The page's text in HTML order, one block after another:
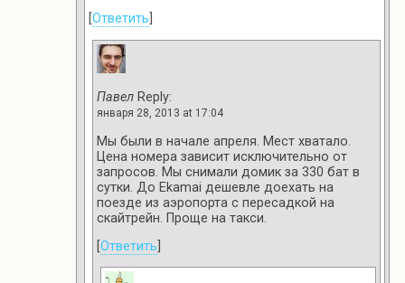
Ответить
Павел Reply:
января 28, 2013 at 17:04
Мы были в начале апреля. Мест хватало.
Цена номера зависит исключительно от
запросов. Мы снимали домик за 330 бат в
сутки. До Ekamai дешевле доехать на
поезде из аэропорта с пересадкой на
скайтрейн. Проще на такси.
Ответить